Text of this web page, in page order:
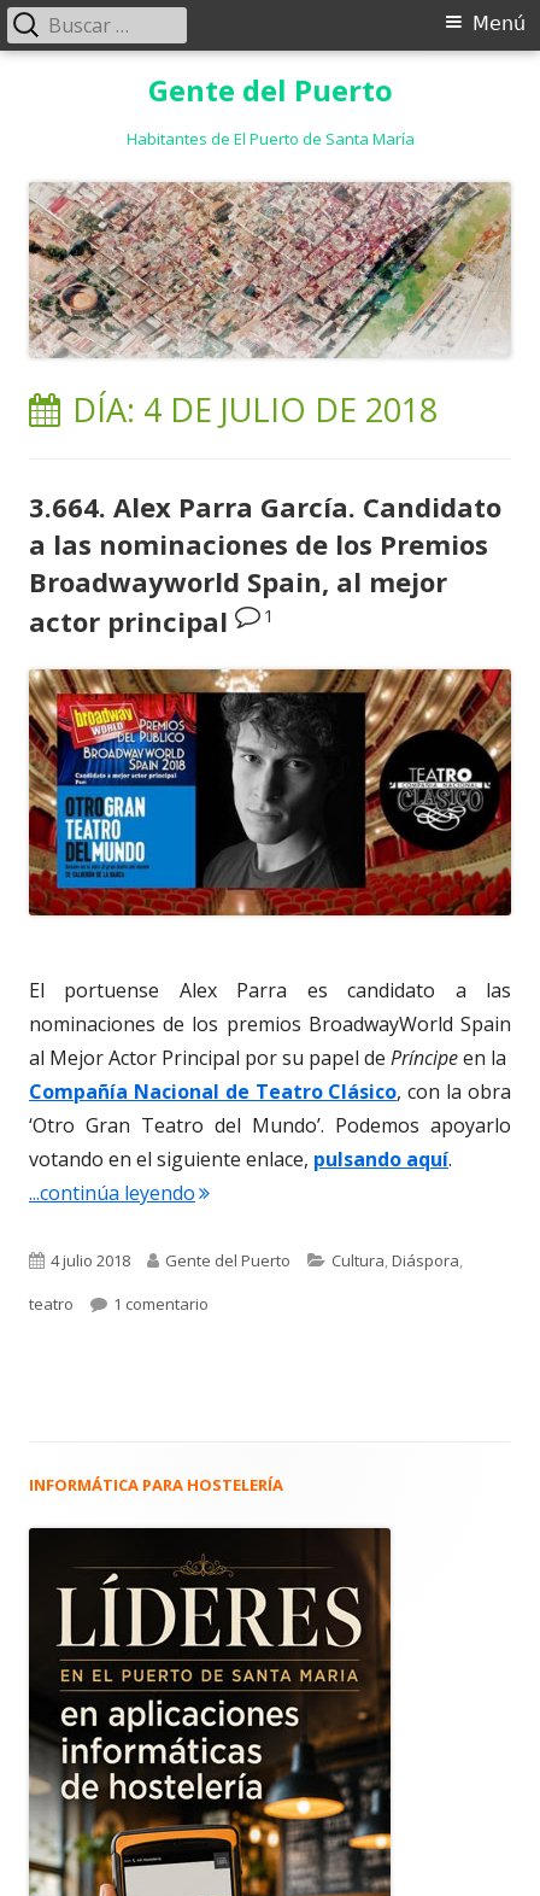
Gente del Puerto
Habitantes de El Puerto de Santa María
Menú
Menú
Buscar:
DÍA: 4 DE JULIO DE 2018
3.664. Alex Parra García. Candidato
a las nominaciones de los Premios
Broadwayworld Spain, al mejor
actor principal
1
El portuense Alex Parra es candidato a las
nominaciones de los premios BroadwayWorld Spain
al Mejor Actor Principal por su papel de Príncipeen la
Compañía Nacional de Teatro Clásico, con la obra
‘Otro Gran Teatro del Mundo’. Podemos apoyarlo
votando en el siguiente enlace, pulsando aquí.
...continúa leyendo"3.664. Alex Parra García. Candidato
Publicado
el
4 julio 2018 Autor
Gente del Puerto Categorías
Cultura,Diáspora,
teatro
1 comentario
Barra
principal
INFORMÁTICA PARA HOSTELERÍA